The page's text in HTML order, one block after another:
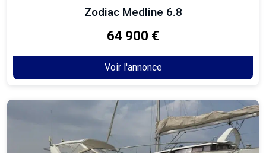
Zodiac Medline 6.8
64 900 €
Voir l'annonce